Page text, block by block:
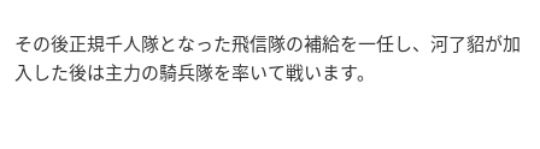
その後正規千人隊となった飛信隊の補給を一任し、河了貂が加
入した後は主力の騎兵隊を率いて戦います。